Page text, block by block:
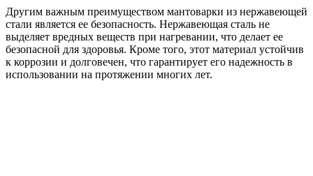
Другим важным преимуществом мантоварки из нержавеющей
стали является ее безопасность. Нержавеющая сталь не
выделяет вредных веществ при нагревании, что делает ее
безопасной для здоровья. Кроме того, этот материал устойчив
к коррозии и долговечен, что гарантирует его надежность в
использовании на протяжении многих лет.